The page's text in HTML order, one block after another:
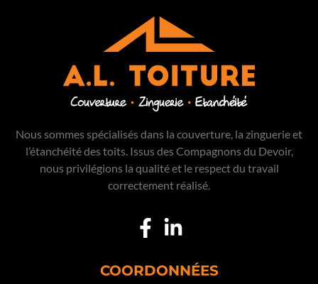
Nous sommes spécialisés dans la couverture, la zinguerie et
l’étanchéité des toits. Issus des Compagnons du Devoir,
nous privilégions la qualité et le respect du travail
correctement réalisé.
COORDONNÉES